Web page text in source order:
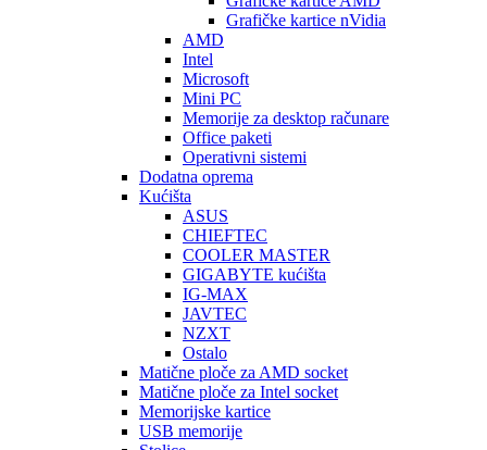
Grafičke kartice nVidia
AMD
Intel
Microsoft
Mini PC
Memorije za desktop računare
Office paketi
Operativni sistemi
Dodatna oprema
Kućišta
ASUS
CHIEFTEC
COOLER MASTER
GIGABYTE kućišta
IG-MAX
JAVTEC
NZXT
Ostalo
Matične ploče za AMD socket
Matične ploče za Intel socket
Memorijske kartice
USB memorije